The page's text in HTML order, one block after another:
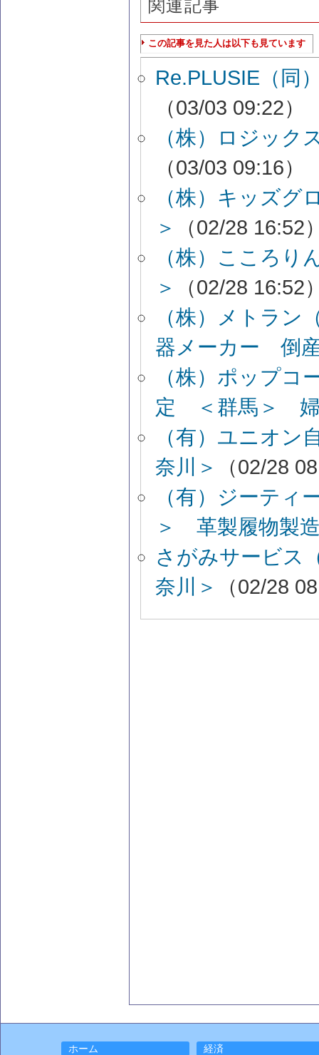
関連記事
この記事を見た人は以下も見ています
Re.PLUSIE（同
（03/03 09:22）
（株）ロジック
（03/03 09:16）
（株）キッズ
＞
（02/28 16:52
（株）こころ
＞
（02/28 16:52
（株）メトラ
器メーカー 倒
（株）ポップコ
定 ＜群馬＞ 婦
（有）ユニオ
奈川＞
（02/28
（有）ジーテ
＞ 革製履物製
さがみサービス
奈川＞
（02/28
ホーム 経済